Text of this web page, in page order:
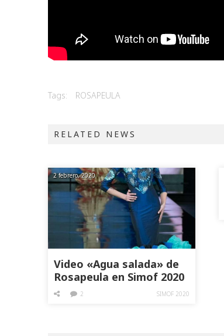
Tags: ROSAPEULA
RELATED NEWS
2 febrero, 2020
Video «Agua salada» de
Rosapeula en Simof 2020
SIMOF 2020
2